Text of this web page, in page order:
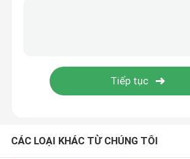
Máy phát hơi nước EM (Steam
CÁC LOẠI KHÁC TỪ CHÚNG TÔI